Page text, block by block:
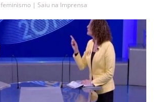
feminismo | Saiu na Imprensa